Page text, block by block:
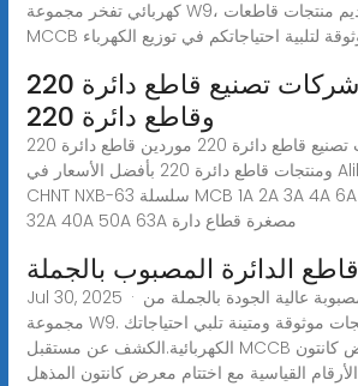
كهربائي تفخر مجموعة W9، الشركة المصنعة، بتقديم منتجات قاطعات
مصادر شركات تصنيع قاطع دائرة 220
وقاطع دائرة 220
البحث عن شركات تصنيع قاطع دائرة 220 موردين قاطع دائرة 220
ومنتجات قاطع دائرة 220 بأفضل الأسعار في Alibaba.comحار بيع
CHNT NXB-63 سلسلة MCB 1A 2A 3A 4A 6A 10A 16A 20A 25A
32A 40A 50A 63A مصغرة قطاع دارة
قاطع الدائرة المصبوب بالجملة
Jul 30, 2025 · تسوق قواطع دوائر مصبوبة عالية الجودة بالجملة من
مجموعة W9. اعثر على منتجات موثوقة ومتينة تلبي احتياجاتك
الكهربائية.الكشف عن مستقبل MCCB الإلكتروني في معرض كانتون